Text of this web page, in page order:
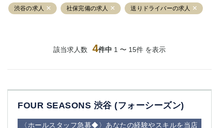
渋谷の求人 社保完備の求人 送りドライバーの求人
該当求人数 4件中 1 〜 15件 を表示
FOUR SEASONS 渋谷 (フォーシーズン)
〈ホールスタッフ急募◆〉あなたの経験やスキルを当店
渋谷
大和
立川
①六本木 ②西麻布
大山
赤坂
高円寺